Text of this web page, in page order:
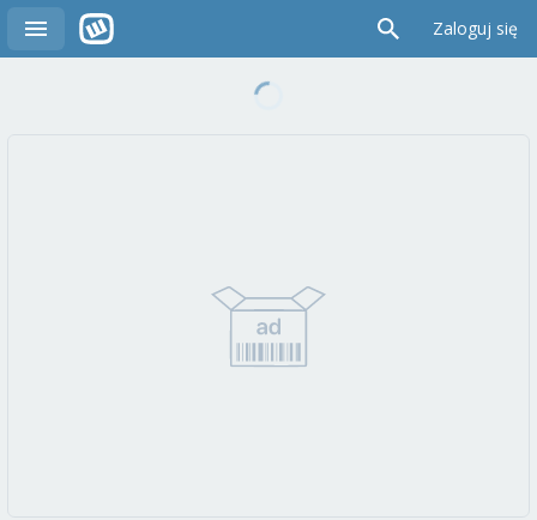
Zaloguj się